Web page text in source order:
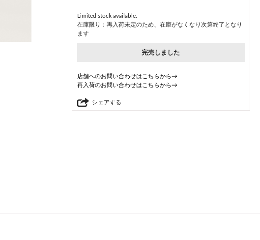
Limited stock available.
在庫限り：再入荷未定のため、在庫がなくなり次第終了となり
ます
完売しました
店舗へのお問い合わせはこちらから→
再入荷のお問い合わせはこちらから→
シェアする